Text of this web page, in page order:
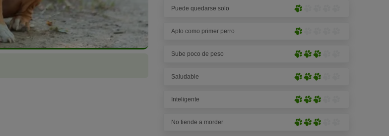
(2
5
Puede quedarse solo
Muy
pronunciado
de
patas)
Apto como primer perro
Muy
pronunciado
de
patas)
Sube poco de peso
Medianamente
(3
5
Saludable
Medianamente
(3
5
Inteligente
Medianamente
(3
No tiende a morder
Medianamente